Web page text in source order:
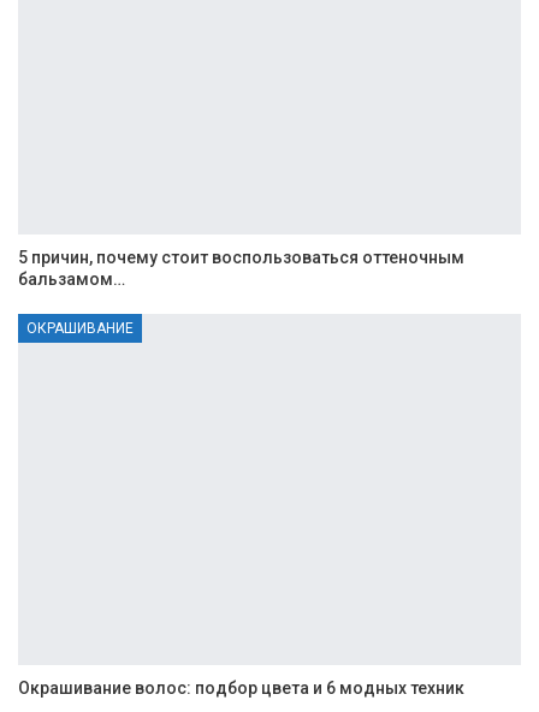
5 причин, почему стоит воспользоваться оттеночным
бальзамом…
ОКРАШИВАНИЕ
Окрашивание волос: подбор цвета и 6 модных техник